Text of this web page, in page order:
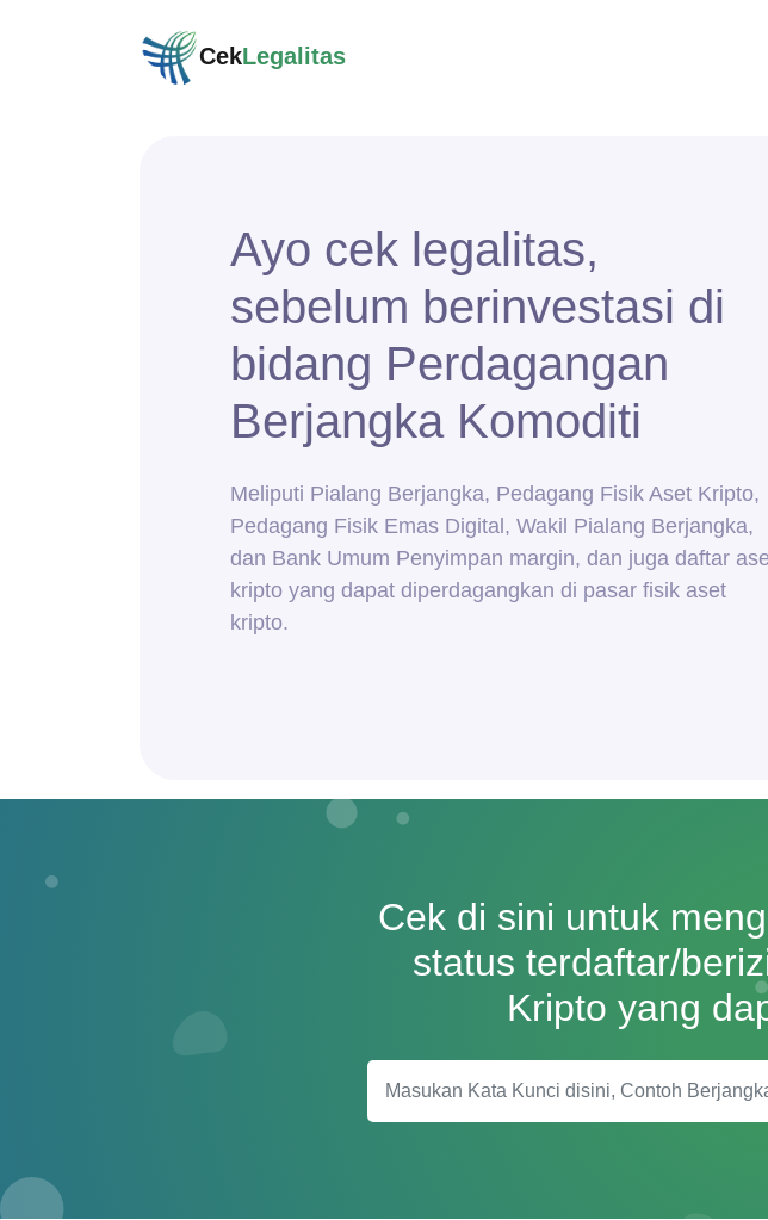
CekLegalitas
Ayo cek legalitas,
sebelum berinvestasi di
bidang Perdagangan
Berjangka Komoditi
Meliputi Pialang Berjangka, Pedagang Fisik Aset Kripto,
Pedagang Fisik Emas Digital, Wakil Pialang Berjangka,
dan Bank Umum Penyimpan margin, dan juga daftar
kripto yang dapat diperdagangkan di pasar fisik aset
kripto.
Cek di sini untuk
status terdaftar/
Kripto yang